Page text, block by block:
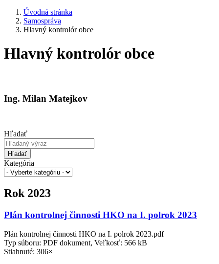
Úvodná stránka
Samospráva
Hlavný kontrolór obce
Hlavný kontrolór obce
Ing. Milan Matejkov
Hľadať
Hľadať
Kategória
Rok 2023
Plán kontrolnej činnosti HKO na I. polrok 2023
Plán kontrolnej činnosti HKO na I. polrok 2023.pdf
Typ súboru: PDF dokument, Veľkosť: 566 kB
Stiahnuté: 306×